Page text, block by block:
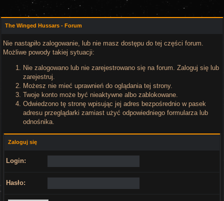
The Winged Hussars - Forum
Nie nastąpiło zalogowanie, lub nie masz dostępu do tej części forum.
Możliwe powody takiej sytuacji:
Nie zalogowano lub nie zarejestrowano się na forum. Zaloguj się lub
zarejestruj.
Możesz nie mieć uprawnień do oglądania tej strony.
Twoje konto może być nieaktywne albo zablokowane.
Odwiedzono tę stronę wpisując jej adres bezpośrednio w pasek
adresu przeglądarki zamiast użyć odpowiedniego formularza lub
odnośnika.
Zaloguj się
Login:
Hasło: